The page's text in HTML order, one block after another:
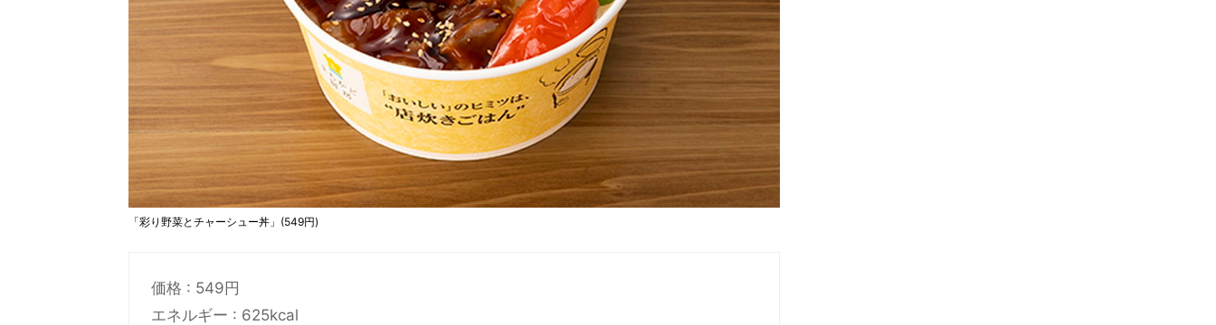
「彩り野菜とチャーシュー丼」(549円)
価格 : 549円
エネルギー : 625kcal